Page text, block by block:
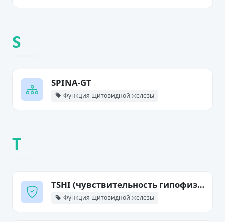
S
SPINA-GT
Функция щитовидной железы
T
TSHI (чувствительность гипофиза)
Функция щитовидной железы